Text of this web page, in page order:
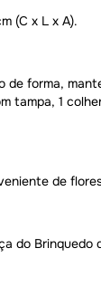
(C x L x A).
forma,
tampa, 1
de
do